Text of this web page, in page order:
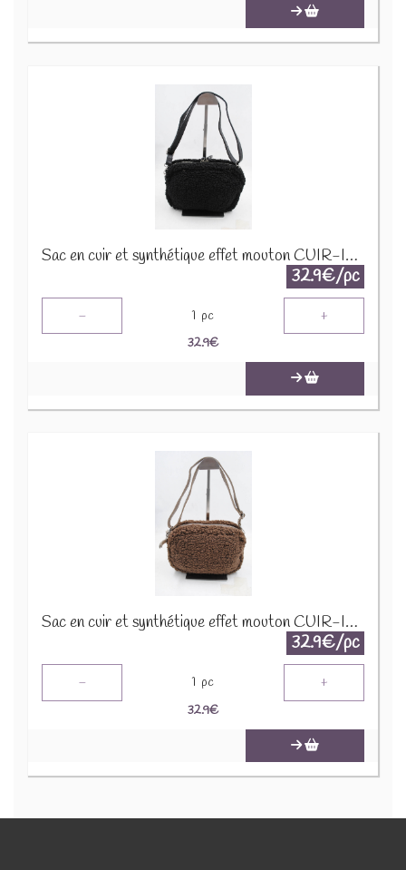
Sac en cuir et synthétique effet mouton CUIR-IT-939 Noir
32.9€/pc
- 1 pc +
32.9€
Sac en cuir et synthétique effet mouton CUIR-IT-939 Marron foncé
32.9€/pc
- 1 pc +
32.9€